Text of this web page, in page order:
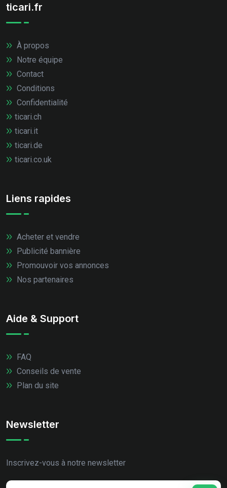
ticari.fr
À propos
Notre équipe
Contact
Conditions
Confidentialité
ticari.ch
ticari.it
ticari.de
ticari.co.uk
Liens rapides
Acheter et vendre
Publicité bannière
Promouvoir vos annonces
Nos partenaires
Aide & Support
FAQ
Conseils de vente
Plan du site
Newsletter
Inscrivez-vous à notre newsletter